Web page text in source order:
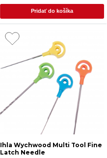
Pridať do košíka
Ihla Wychwood Multi Tool Fine
Latch Needle